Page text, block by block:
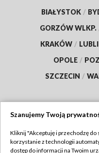
BIAŁYSTOK /
GORZÓW WLKP.
KRAKÓW /
OPOLE /
SZCZECIN /
Szanujemy Twoją
Kliknij "Akceptuję i przechodzę do
korzystanie z technologii
dostęp do informacji na Twoim